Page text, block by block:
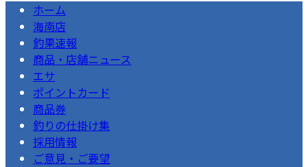
ホーム
海南店
釣果速報
商品・店舗ニュース
エサ
ポイントカード
商品券
釣りの仕掛け集
採用情報
ご意見・ご要望